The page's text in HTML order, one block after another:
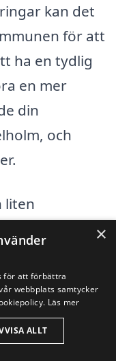
kan det
för att
ha en tydlig
en mer
din
och
liten
är det
att
offerter från
×
för att förbättra
webbplats samtycker
Läs mer
ALLT